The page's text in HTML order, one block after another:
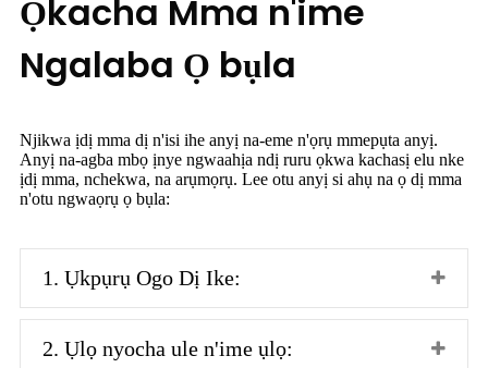
Ọkacha Mma n'ime
Ngalaba Ọ bụla
Njikwa ịdị mma dị n'isi ihe anyị na-eme n'ọrụ mmepụta anyị.
Anyị na-agba mbọ ịnye ngwaahịa ndị ruru ọkwa kachasị elu nke
ịdị mma, nchekwa, na arụmọrụ. Lee otu anyị si ahụ na ọ dị mma
n'otu ngwaọrụ ọ bụla:
1. Ụkpụrụ Ogo Dị Ike:
2. Ụlọ nyocha ule n'ime ụlọ: